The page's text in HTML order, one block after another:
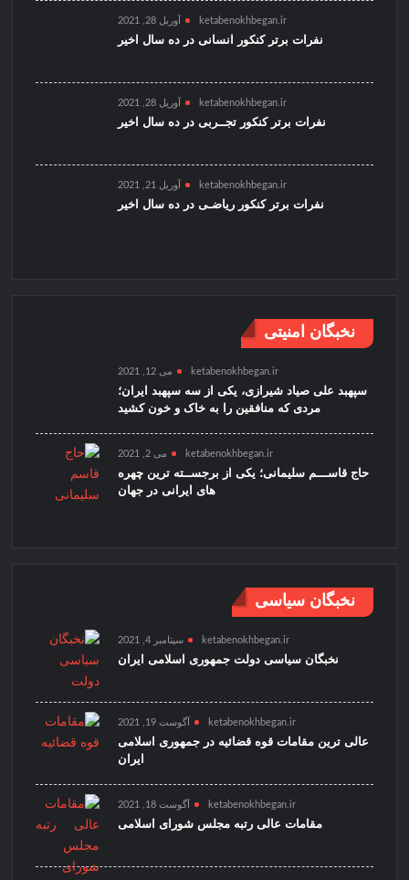
ketabenokhbegan.ir آوریل 28, 2021
نفرات برتر کنکور انسانی در ده سال اخیر
ketabenokhbegan.ir آوریل 28, 2021
نفرات برتر کنکور تجــربی در ده سال اخیر
ketabenokhbegan.ir آوریل 21, 2021
نفرات برتر کنکور ریاضـی در ده سال اخیر
نخبگان امنیتی
ketabenokhbegan.ir می 12, 2021
سپهبد علی صیاد شیرازی، یکی از سه سپهبد ایران؛
مردی که منافقین را به خاک و خون کشید
ketabenokhbegan.ir می 2, 2021
حاج قاســـم سلیمانی؛ یکی از برجســته ترین چهره
های ایرانی در جهان
نخبگان سیاسی
ketabenokhbegan.ir سپتامبر 4, 2021
نخبگان سیاسی دولت جمهوری اسلامی ایران
ketabenokhbegan.ir آگوست 19, 2021
عالی ترین مقامات قوه قضائیه در جمهوری اسلامی
ایران
ketabenokhbegan.ir آگوست 18, 2021
مقامات عالی رتبه مجلس شورای اسلامی